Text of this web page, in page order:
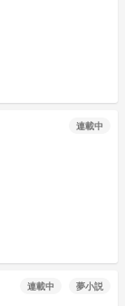
連載中
連載中 夢小説